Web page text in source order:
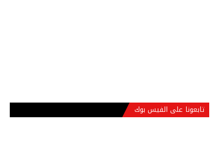
تابعونا على الفيس بوك